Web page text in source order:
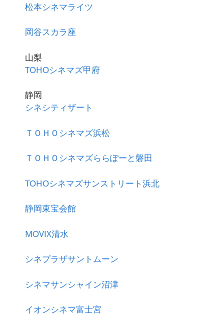
松本シネマライツ
岡谷スカラ座
山梨
TOHOシネマズ甲府
静岡
シネシティザート
ＴＯＨＯシネマズ浜松
ＴＯＨＯシネマズららぽーと磐田
TOHOシネマズサンストリート浜北
静岡東宝会館
MOVIX清水
シネプラザサントムーン
シネマサンシャイン沼津
イオンシネマ富士宮